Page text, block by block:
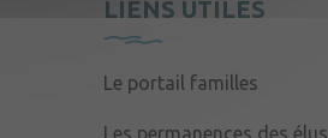
LIENS UTILES
Le portail familles
Les permanences des élus